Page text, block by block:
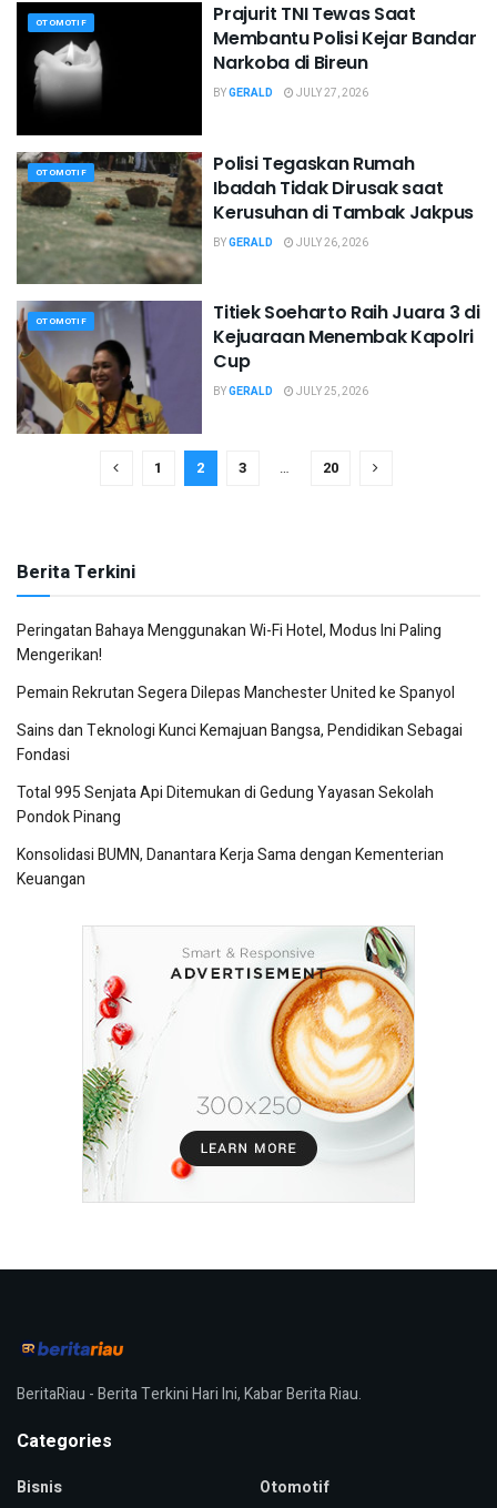
OTOMOTIF
Prajurit TNI Tewas Saat
Membantu Polisi Kejar Bandar
Narkoba di Bireun
BYGERALD JULY 27, 2026
OTOMOTIF
Polisi Tegaskan Rumah
Ibadah Tidak Dirusak saat
Kerusuhan di Tambak Jakpus
BYGERALD JULY 26, 2026
OTOMOTIF
Titiek Soeharto Raih Juara 3 di
Kejuaraan Menembak Kapolri
Cup
BYGERALD JULY 25, 2026
1 2 3 … 20
Berita Terkini
Peringatan Bahaya Menggunakan Wi-Fi Hotel, Modus Ini Paling
Mengerikan!
Pemain Rekrutan Segera Dilepas Manchester United ke Spanyol
Sains dan Teknologi Kunci Kemajuan Bangsa, Pendidikan Sebagai
Fondasi
Total 995 Senjata Api Ditemukan di Gedung Yayasan Sekolah
Pondok Pinang
Konsolidasi BUMN, Danantara Kerja Sama dengan Kementerian
Keuangan
BeritaRiau - Berita Terkini Hari Ini, Kabar Berita Riau.
Categories
Bisnis
Otomotif